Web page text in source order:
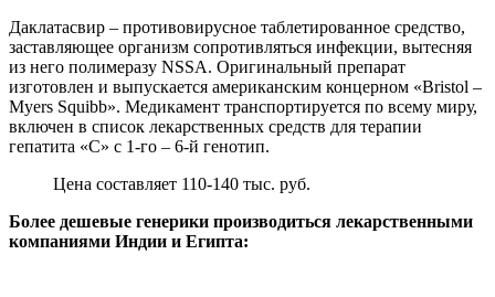
Даклатасвир – противовирусное таблетированное средство,
заставляющее организм сопротивляться инфекции, вытесняя
из него полимеразу NSSA. Оригинальный препарат
изготовлен и выпускается американским концерном «Bristol –
Myers Squibb». Медикамент транспортируется по всему миру,
включен в список лекарственных средств для терапии
гепатита «С» с 1-го – 6-й генотип.
Цена составляет 110-140 тыс. руб.
Более дешевые генерики производиться лекарственными
компаниями Индии и Египта: